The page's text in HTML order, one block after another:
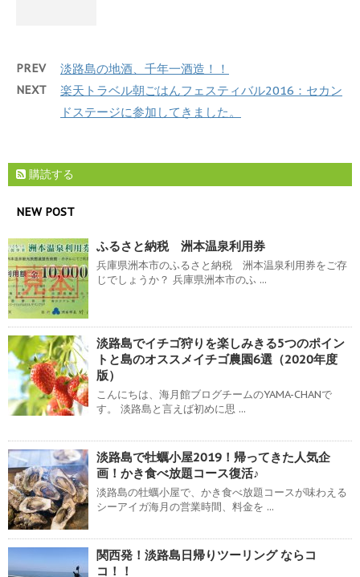
PREV 淡路島の地酒、千年一酒造！！
NEXT
楽天トラベル朝ごはんフェスティバル2016：セカン
ドステージに参加してきました。
購読する
NEW POST
ふるさと納税 洲本温泉利用券
兵庫県洲本市のふるさと納税 洲本温泉利用券をご存
じでしょうか？ 兵庫県洲本市のふ ...
淡路島でイチゴ狩りを楽しみきる5つのポイン
トと島のオススメイチゴ農園6選（2020年度
版）
こんにちは、海月館ブログチームのYAMA-CHANで
す。 淡路島と言えば初めに思 ...
淡路島で牡蠣小屋2019！帰ってきた人気企
画！かき食べ放題コース復活♪
淡路島の牡蠣小屋で、かき食べ放題コースが味わえる
シーアイガ海月の営業時間、料金を ...
関西発！淡路島日帰りツーリング ならコ
コ！！